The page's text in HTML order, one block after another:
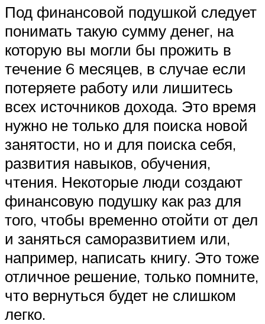
Под финансовой подушкой следует
понимать такую сумму денег, на
которую вы могли бы прожить в
течение 6 месяцев, в случае если
потеряете работу или лишитесь
всех источников дохода. Это время
нужно не только для поиска новой
занятости, но и для поиска себя,
развития навыков, обучения,
чтения. Некоторые люди создают
финансовую подушку как раз для
того, чтобы временно отойти от дел
и заняться саморазвитием или,
например, написать книгу. Это тоже
отличное решение, только помните,
что вернуться будет не слишком
легко.